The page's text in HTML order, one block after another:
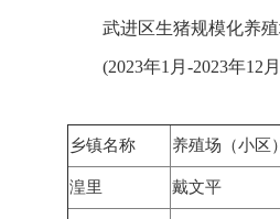
武进区生猪规模化养
(2023年1月-2023年12
乡镇名称 养殖场（小区
湟里 戴文平